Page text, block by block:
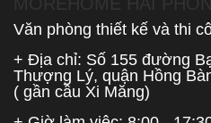
Văn phòng thiết kế và thi
+ Địa chỉ: Số 155 đường
Thượng Lý, quận Hồng
( gần cầu Xi Măng)